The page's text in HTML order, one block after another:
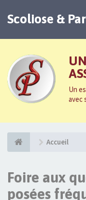
Scoliose &
Un
avec
Accueil
Foire aux
posées